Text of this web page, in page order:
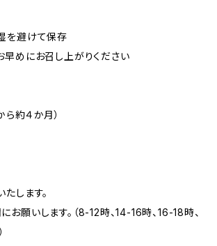
を避けて保存
早めにお召し上がりください
約４か月）
します。
願いします。（8-12時、14-16時、16-18時、